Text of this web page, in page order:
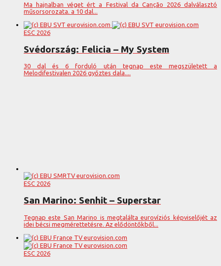
Ma hajnalban véget ért a Festival da Canção 2026 dalválasztó
műsorsorozata. a 10 dal...
ESC 2026
Svédország: Felicia – My System
30 dal és 6 forduló után tegnap este megszületett a
Melodifestivalen 2026 győztes dala....
ESC 2026
San Marino: Senhit – Superstar
Tegnap este San Marino is megtalálta eurovíziós képviselőjét az
idei bécsi megmérettetésre. Az elődöntőkből...
ESC 2026